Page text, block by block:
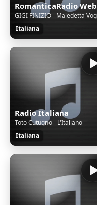
RomanticaRadio Web
Italiana
Radio Italiana
Toto Cutugno - L'Italiano
Italiana